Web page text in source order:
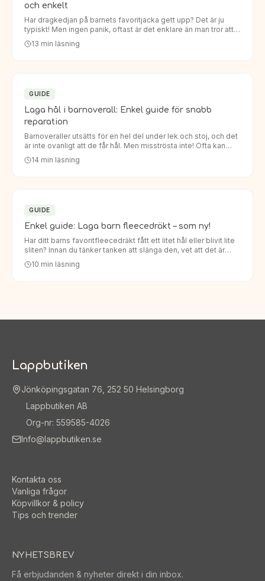
och enkelt
Har dragkedjan på barnets favoritjacka gett upp? Det är ju
typiskt! Men ingen panik, oftast är det enklare än man tror att
laga dragkedja barnjacka. Istället för att köpa en helt…
13 min läsning
GUIDE
Laga hål i barnoverall: Enkel guide för snabb
reparation
Barnoveraller utsätts för en hel del under lek och stoj, och det
är inte ovanligt att de får hål. Men misströsta inte! Ofta kan
man enkelt laga hål i barnoverall så att den håller…
14 min läsning
GUIDE
Enkel guide: Laga barn fleecedräkt – som ny!
Har ditt barns favoritfleecedräkt fått ett litet hål eller blivit lite
sliten? Innan du tänker tanken att slänga den, vet att det är
enklare än du tror att laga den. Att laga barn…
10 min läsning
Lappbutiken
Jönköpingsgatan 76, 252 50 Helsingborg
Lappbutiken AB
Org-nr: 559585-4026
Info@lappbutiken.se
Kontakta oss
Vanliga frågor
Köpvillkor & policy
Tips och trender
NYHETSBREV
Få erbjudanden & nyheter direkt i din inbox.